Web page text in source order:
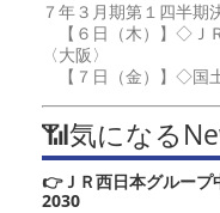
７年３月期第１四半期
【６日（木）】◇Ｊ
〈大阪〉
【７日（金）】◇国
📶気になる
👉ＪＲ西日本グループ
2030